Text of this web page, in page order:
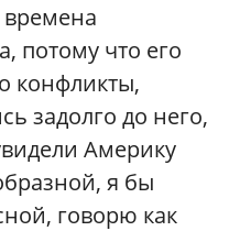
времена
потому что его
конфликты,
задолго до него,
Америку
я бы
говорю как